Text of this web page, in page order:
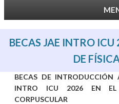
BECAS JAE INTRO
DE
BECAS DE
INTRO ICU 2026 EN EL
CORPUSCULAR